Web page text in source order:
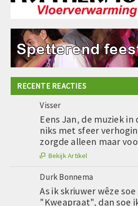
RECENTE REACTIES
Visser
Eens Jan, de muziek in
niks met sfeer
zorgde alleen maar
 Bekijk Artikel
Durk Bonnema
As ik skriuwer wêze
"Kweapraat", dan soe